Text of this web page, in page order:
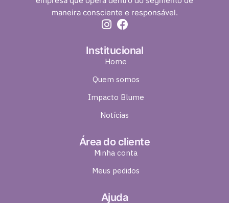
maneira consciente e responsável.
Institucional
Home
Quem somos
Impacto Blume
Notícias
Área do cliente
Minha conta
Meus pedidos
Ajuda